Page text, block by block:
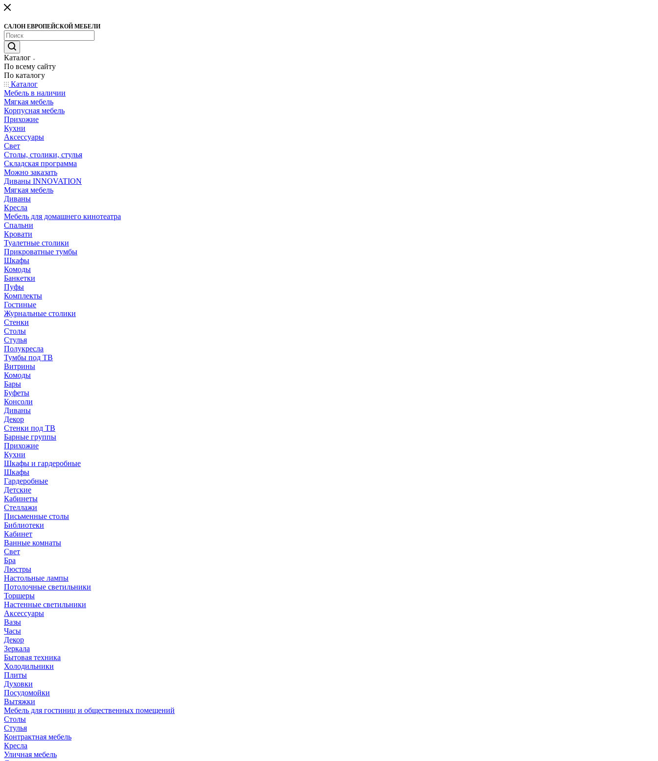
САЛОН ЕВРОПЕЙСКОЙ МЕБЕЛИ
Каталог
По всему сайту
По каталогу
Каталог
Мебель в наличии
Мягкая мебель
Корпусная мебель
Прихожие
Кухни
Аксессуары
Свет
Столы, столики, стулья
Складская программа
Можно заказать
Диваны INNOVATION
Мягкая мебель
Диваны
Кресла
Мебель для домашнего кинотеатра
Спальни
Кровати
Туалетные столики
Прикроватные тумбы
Шкафы
Комоды
Банкетки
Пуфы
Комплекты
Гостиные
Журнальные столики
Стенки
Столы
Стулья
Полукресла
Тумбы под ТВ
Витрины
Комоды
Бары
Буфеты
Консоли
Диваны
Декор
Стенки под ТВ
Барные группы
Прихожие
Кухни
Шкафы и гардеробные
Шкафы
Гардеробные
Детские
Кабинеты
Стеллажи
Письменные столы
Библиотеки
Кабинет
Ванные комнаты
Свет
Бра
Люстры
Настольные лампы
Потолочные светильники
Торшеры
Настенные светильники
Аксессуары
Вазы
Часы
Декор
Зеркала
Бытовая техника
Холодильники
Плиты
Духовки
Посудомойки
Вытяжки
Мебель для гостиниц и общественных помещений
Столы
Стулья
Контрактная мебель
Кресла
Уличная мебель